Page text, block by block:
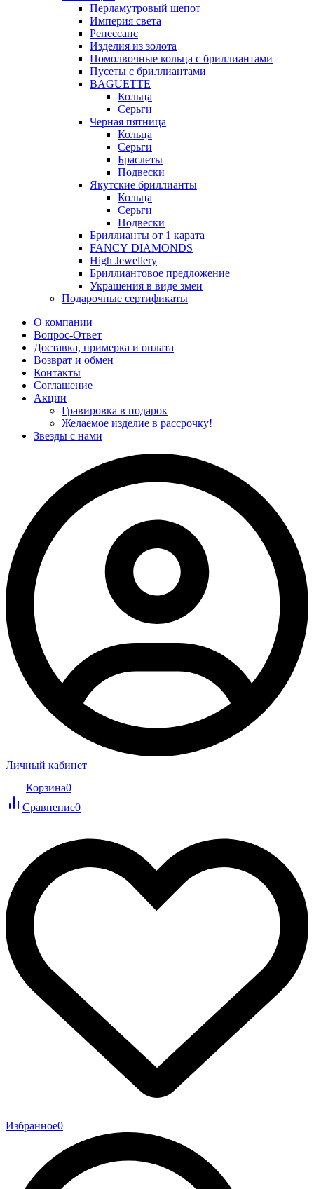
Перламутровый шепот
Империя света
Ренессанс
Изделия из золота
Помолвочные кольца с бриллиантами
Пусеты с бриллиантами
BAGUETTE
Кольца
Серьги
Черная пятница
Кольца
Серьги
Браслеты
Подвески
Якутские бриллианты
Кольца
Серьги
Подвески
Бриллианты от 1 карата
FANCY DIAMONDS
High Jewellery
Бриллиантовое предложение
Украшения в виде змеи
Подарочные сертификаты
О компании
Вопрос-Ответ
Доставка, примерка и оплата
Возврат и обмен
Контакты
Соглашение
Акции
Гравировка в подарок
Желаемое изделие в рассрочку!
Звезды с нами
Личный кабинет
Корзина0
Сравнение0
Избранное0